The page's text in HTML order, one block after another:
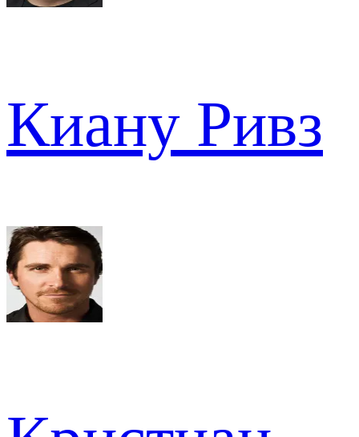
Киану Ривз